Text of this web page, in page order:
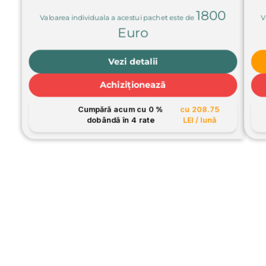
Valoarea individuala a acestui pachet este de 1800
Euro
Vezi detalii
Achiziționeazã
Cumpără acum cu 0 %
dobândă în 4 rate
cu 208.75
LEI / lună